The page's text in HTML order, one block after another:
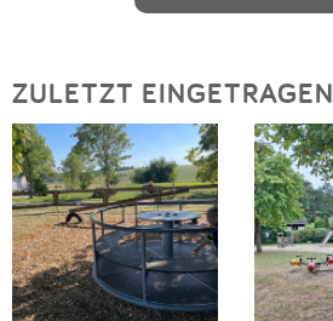
ZULETZT EINGETRAGEN